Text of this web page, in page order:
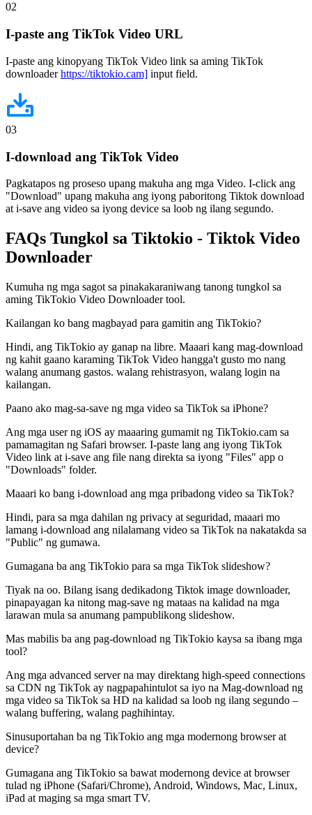
02
I-paste ang TikTok Video URL
I-paste ang kinopyang TikTok Video link sa aming TikTok
downloaderhttps://tiktokio.cam] input field.
03
I-download ang TikTok Video
Pagkatapos ng proseso upang makuha ang mga Video. I-click ang
"Download" upang makuha ang iyong paboritong Tiktok download
at i-save ang video sa iyong device sa loob ng ilang segundo.
FAQs Tungkol sa Tiktokio - Tiktok Video
Downloader
Kumuha ng mga sagot sa pinakakaraniwang tanong tungkol sa
aming TikTokio Video Downloader tool.
Kailangan ko bang magbayad para gamitin ang TikTokio?
Hindi, ang TikTokio ay ganap na libre. Maaari kang mag-download
ng kahit gaano karaming TikTok Video hangga't gusto mo nang
walang anumang gastos. walang rehistrasyon, walang login na
kailangan.
Paano ako mag-sa-save ng mga video sa TikTok sa iPhone?
Ang mga user ng iOS ay maaaring gumamit ng TikTokio.cam sa
pamamagitan ng Safari browser. I-paste lang ang iyong TikTok
Video link at i-save ang file nang direkta sa iyong "Files" app o
"Downloads" folder.
Maaari ko bang i-download ang mga pribadong video sa TikTok?
Hindi, para sa mga dahilan ng privacy at seguridad, maaari mo
lamang i-download ang nilalamang video sa TikTok na nakatakda sa
"Public" ng gumawa.
Gumagana ba ang TikTokio para sa mga TikTok slideshow?
Tiyak na oo. Bilang isang dedikadong Tiktok image downloader,
pinapayagan ka nitong mag-save ng mataas na kalidad na mga
larawan mula sa anumang pampublikong slideshow.
Mas mabilis ba ang pag-download ng TikTokio kaysa sa ibang mga
tool?
Ang mga advanced server na may direktang high-speed connections
sa CDN ng TikTok ay nagpapahintulot sa iyo na Mag-download ng
mga video sa TikTok sa HD na kalidad sa loob ng ilang segundo –
walang buffering, walang paghihintay.
Sinusuportahan ba ng TikTokio ang mga modernong browser at
device?
Gumagana ang TikTokio sa bawat modernong device at browser
tulad ng iPhone (Safari/Chrome), Android, Windows, Mac, Linux,
iPad at maging sa mga smart TV.